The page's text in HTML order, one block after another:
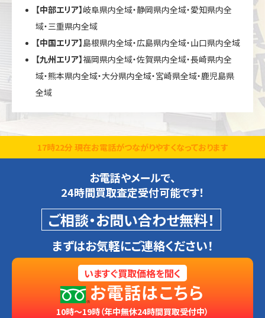
【中部エリア】岐阜県内全域・静岡県内全域・愛知県内全
域・三重県内全域
【中国エリア】島根県内全域・広島県内全域・山口県内全域
【九州エリア】福岡県内全域・佐賀県内全域・長崎県内全
域・熊本県内全域・大分県内全域・宮崎県全域・鹿児島県
全域
17時22分 現在お電話がつながりやすくなっております
お電話やメールで、
24時間買取査定受付可能です！
ご相談・お問い合わせ無料！
まずはお気軽にご連絡ください！
いますぐ買取価格を聞く
お電話はこちら
10時～19時（年中無休24時間買取受付中）